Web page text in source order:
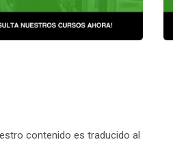
contenido es traducido al